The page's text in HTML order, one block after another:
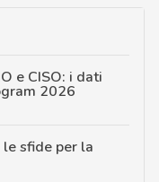
e CISO: i dati
2026
sfide per la